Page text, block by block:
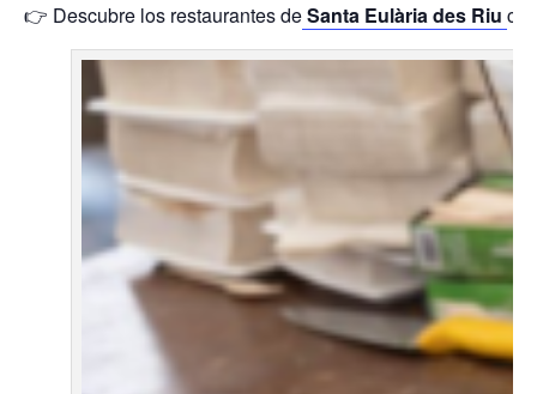
👉 Descubre los restaurantes deSanta Eulària des Riu